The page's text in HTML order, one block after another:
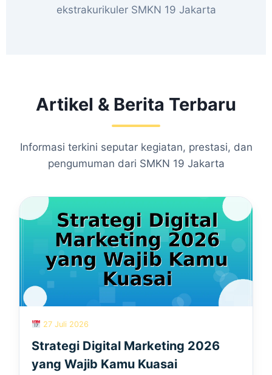
ekstrakurikuler SMKN 19 Jakarta
Artikel & Berita Terbaru
Informasi terkini seputar kegiatan, prestasi, dan
pengumuman dari SMKN 19 Jakarta
27 Juli 2026
Strategi Digital Marketing 2026
yang Wajib Kamu Kuasai